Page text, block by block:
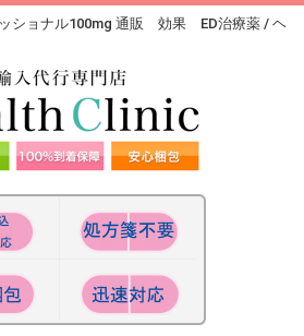
ショナル100mg 通販 効果 ED治療薬 / ヘ